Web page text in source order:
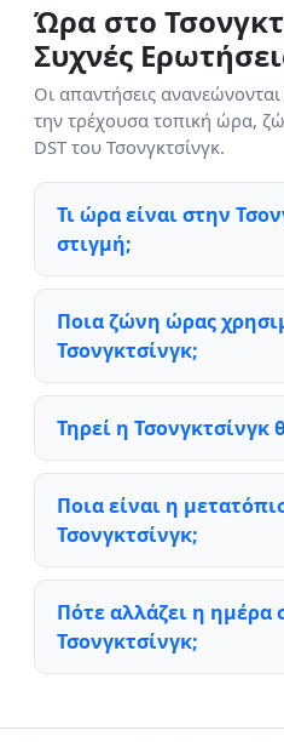
Ώρα στο
Συχνές
Οι απαντήσεις
την τρέχουσα τοπική ώρα,
DST του Τσονγκτσίνγκ.
Τι ώρα είναι στην
στιγμή;
Ποια ζώνη ώρας
Τσονγκτσίνγκ;
Τηρεί η Τσονγκτσίνγκ
Ποια είναι η
Τσονγκτσίνγκ;
Πότε αλλάζει η ημέρα
Τσονγκτσίνγκ;